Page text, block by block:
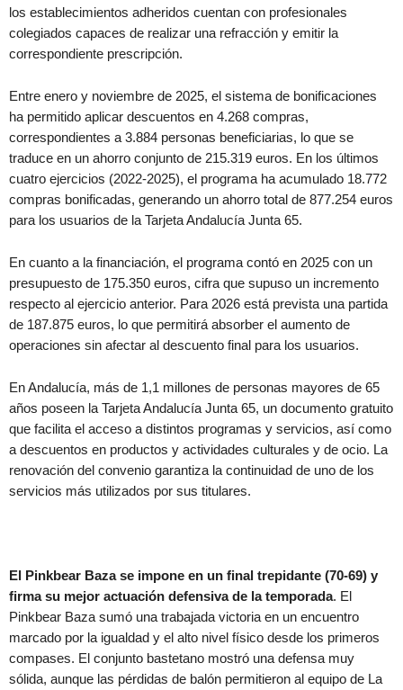
los establecimientos adheridos cuentan con profesionales
colegiados capaces de realizar una refracción y emitir la
correspondiente prescripción.
Entre enero y noviembre de 2025, el sistema de bonificaciones
ha permitido aplicar descuentos en 4.268 compras,
correspondientes a 3.884 personas beneficiarias, lo que se
traduce en un ahorro conjunto de 215.319 euros. En los últimos
cuatro ejercicios (2022-2025), el programa ha acumulado 18.772
compras bonificadas, generando un ahorro total de 877.254 euros
para los usuarios de la Tarjeta Andalucía Junta 65.
En cuanto a la financiación, el programa contó en 2025 con un
presupuesto de 175.350 euros, cifra que supuso un incremento
respecto al ejercicio anterior. Para 2026 está prevista una partida
de 187.875 euros, lo que permitirá absorber el aumento de
operaciones sin afectar al descuento final para los usuarios.
En Andalucía, más de 1,1 millones de personas mayores de 65
años poseen la Tarjeta Andalucía Junta 65, un documento gratuito
que facilita el acceso a distintos programas y servicios, así como
a descuentos en productos y actividades culturales y de ocio. La
renovación del convenio garantiza la continuidad de uno de los
servicios más utilizados por sus titulares.
El Pinkbear Baza se impone en un final trepidante (70-69) y
firma su mejor actuación defensiva de la temporada. El
Pinkbear Baza sumó una trabajada victoria en un encuentro
marcado por la igualdad y el alto nivel físico desde los primeros
compases. El conjunto bastetano mostró una defensa muy
sólida, aunque las pérdidas de balón permitieron al equipo de La